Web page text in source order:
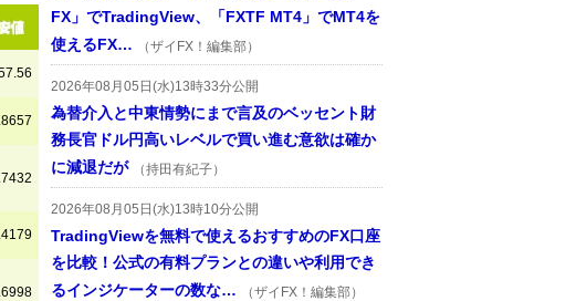
FX」でTradingView、「FXTF MT4」でMT4を
使えるFX…
（ザイFX！編集部）
2026年08月05日(水)13時33分公開
為替介入と中東情勢にまで言及のベッセント財
務長官ドル円高いレベルで買い進む意欲は確か
に減退だが
（持田有紀子）
2026年08月05日(水)13時10分公開
TradingViewを無料で使えるおすすめのFX口座
を比較！公式の有料プランとの違いや利用でき
るインジケーターの数な…
（ザイFX！編集部）